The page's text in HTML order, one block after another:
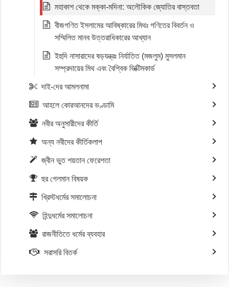
মহাকাশ থেকে মক্কা-মদিনা: অলৌকিক জ্যোতির বাস্তবতা
বীজগণিত ইসলামের আবিষ্কারের মিথঃ গণিতের বিবর্তন ও
সম্মিলিত মানব উত্তরাধিকারের আখ্যান
ইহুদি নাসারাদের ষড়যন্ত্রঃ নির্যাতিত (মজলুম) মুসলমান
সম্প্রদায়ের মিথ এবং বৈশ্বিক ভিক্টিমকার্ড
দাই-দের আমলনামা
আহলে কোরআনদের ভণ্ডামি
নবীর অনুসারীদের কীর্তি
অন্য নবীদের কীর্তিকলাপ
জ্বীন ভুত শয়তান ফেরেশতা
হুর গেলমান বিষয়ক
খ্রিস্টধর্মের সমালোচনা
হিন্দুধর্মের সমালোচনা
রাজনীতিতে ধর্মের ব্যবহার
সরাসরি বিতর্ক